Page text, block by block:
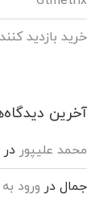
خرید بازدید
آخرین
محمد علیپور در
جمال در ورود